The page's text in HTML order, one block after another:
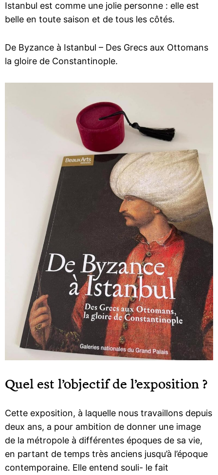
Istanbul est comme une jolie personne : elle est
belle en toute saison et de tous les côtés.
De Byzance à Istanbul – Des Grecs aux Ottomans
la gloire de Constantinople.
Quel est l’objectif de l’exposition ?
Cette exposition, à laquelle nous travaillons depuis
deux ans, a pour ambition de donner une image
de la métropole à différentes époques de sa vie,
en partant de temps très anciens jusqu’à l’époque
contemporaine. Elle entend souli- le fait